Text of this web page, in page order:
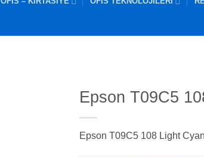
Epson T09C5
Epson T09C5 108 Light